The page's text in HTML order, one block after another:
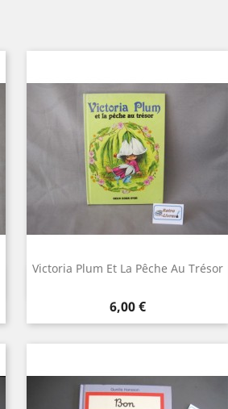
Victoria Plum Et La Pêche Au Trésor
Prix
6,00 €